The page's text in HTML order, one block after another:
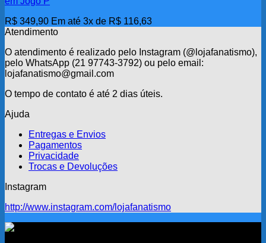
R$ 349,90 Em até 3x de R$ 116,63
Atendimento
O atendimento é realizado pelo Instagram (@lojafanatismo),
pelo WhatsApp (21 97743-3792) ou pelo email:
lojafanatismo@gmail.com
O tempo de contato é até 2 dias úteis.
Ajuda
Entregas e Envios
Pagamentos
Privacidade
Trocas e Devoluções
Instagram
http://www.instagram.com/lojafanatismo